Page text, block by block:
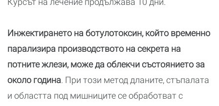
Инжектирането на ботулотоксин, който временно
парализира производството на секрета на
потните жлези, може да облекчи състоянието за
около година. При този метод дланите, стъпалата
и областта под мишниците се обработват с